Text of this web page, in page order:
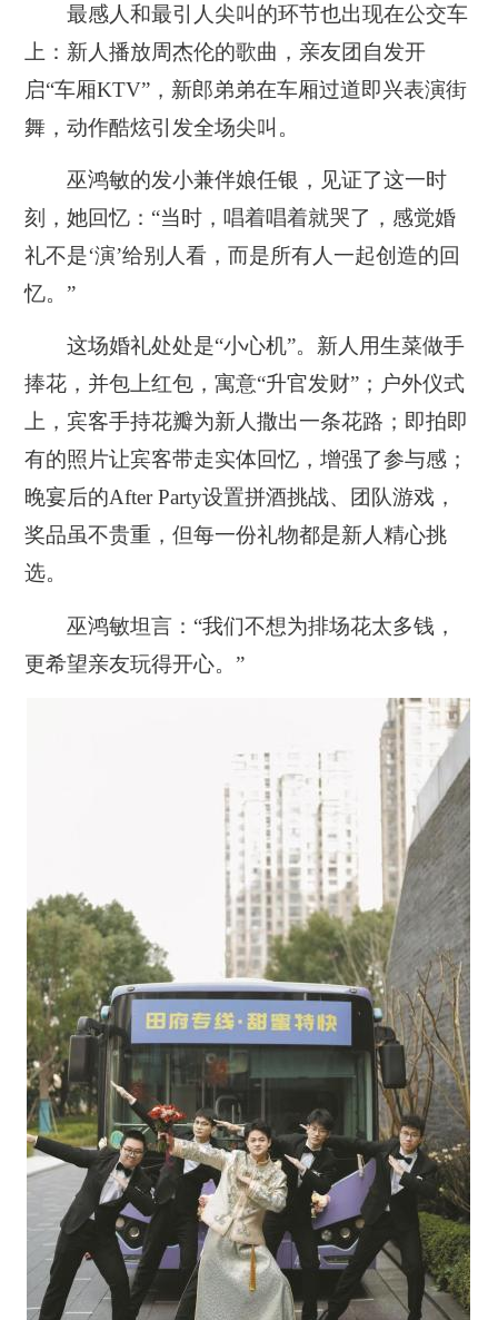
最感人和最引人尖叫的环节也出现在公交车
上：新人播放周杰伦的歌曲，亲友团自发开
启“车厢KTV”，新郎弟弟在车厢过道即兴表演街
舞，动作酷炫引发全场尖叫。
巫鸿敏的发小兼伴娘任银，见证了这一时
刻，她回忆：“当时，唱着唱着就哭了，感觉婚
礼不是‘演’给别人看，而是所有人一起创造的回
忆。”
这场婚礼处处是“小心机”。新人用生菜做手
捧花，并包上红包，寓意“升官发财”；户外仪式
上，宾客手持花瓣为新人撒出一条花路；即拍即
有的照片让宾客带走实体回忆，增强了参与感；
晚宴后的After Party设置拼酒挑战、团队游戏，
奖品虽不贵重，但每一份礼物都是新人精心挑
选。
巫鸿敏坦言：“我们不想为排场花太多钱，
更希望亲友玩得开心。”